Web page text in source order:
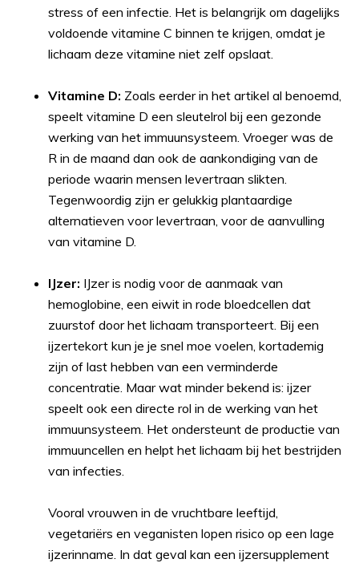
stress of een infectie. Het is belangrijk om dagelijks
voldoende vitamine C binnen te krijgen, omdat je
lichaam deze vitamine niet zelf opslaat.
Vitamine D: Zoals eerder in het artikel al benoemd,
speelt vitamine D een sleutelrol bij een gezonde
werking van het immuunsysteem. Vroeger was de
R in de maand dan ook de aankondiging van de
periode waarin mensen levertraan slikten.
Tegenwoordig zijn er gelukkig plantaardige
alternatieven voor levertraan, voor de aanvulling
van vitamine D.
IJzer: IJzer is nodig voor de aanmaak van
hemoglobine, een eiwit in rode bloedcellen dat
zuurstof door het lichaam transporteert. Bij een
ijzertekort kun je je snel moe voelen, kortademig
zijn of last hebben van een verminderde
concentratie. Maar wat minder bekend is: ijzer
speelt ook een directe rol in de werking van het
immuunsysteem. Het ondersteunt de productie van
immuuncellen en helpt het lichaam bij het bestrijden
van infecties.
Vooral vrouwen in de vruchtbare leeftijd,
vegetariërs en veganisten lopen risico op een lage
ijzerinname. In dat geval kan een ijzersupplement